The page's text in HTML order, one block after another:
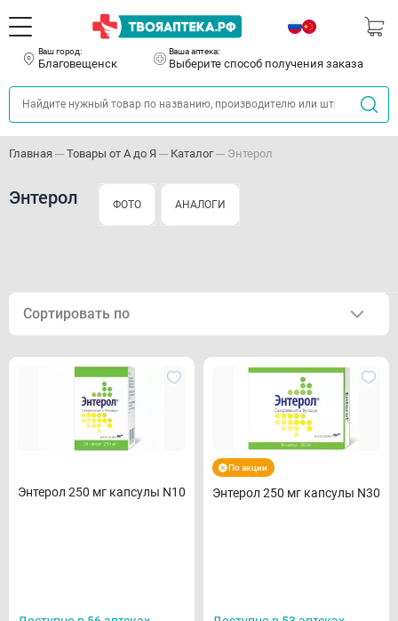
Ваш город:
Благовещенск
Ваша аптека:
Выберите способ получения заказа
Главная Товары от А до Я Каталог Энтерол
Энтерол ФОТО АНАЛОГИ
Сортировать по
Энтерол 250 мг капсулы N10
По акции
Энтерол 250 мг капсулы N30